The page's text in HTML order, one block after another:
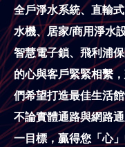
全戶淨水系統、直輸式
水機、居家/商用淨水設
智慧電子鎖、飛利浦
的心與客戶緊緊相繫
們希望打造最佳生活館
不論實體通路與網路
一目標，贏得您「心